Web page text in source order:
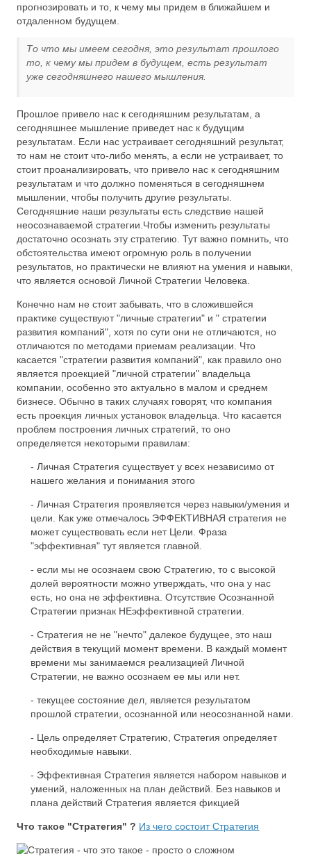
прогнозировать и то, к чему мы придем в ближайшем и
отдаленном будущем.
То что мы имеем сегодня, это результат прошлого
то, к чему мы придем в будущем, есть результат
уже сегодняшнего нашего мышления.
Прошлое привело нас к сегодняшним результатам, а
сегодняшнее мышление приведет нас к будущим
результатам. Если нас устраивает сегодняшний результат,
то нам не стоит что-либо менять, а если не устраивает, то
стоит проанализировать, что привело нас к сегодняшним
результатам и что должно поменяться в сегодняшнем
мышлении, чтобы получить другие результаты.
Сегодняшние наши результаты есть следствие нашей
неосознаваемой стратегии.Чтобы изменить результаты
достаточно осознать эту стратегию. Тут важно помнить, что
обстоятельства имеют огромную роль в получении
результатов, но практически не влияют на умения и навыки,
что является основой Личной Стратегии Человека.
Конечно нам не стоит забывать, что в сложившейся
практике существуют "личные стратегии" и " стратегии
развития компаний", хотя по сути они не отличаются, но
отличаются по методами приемам реализации. Что
касается "стратегии развития компаний", как правило оно
является проекцией "личной стратегии" владельца
компании, особенно это актуально в малом и среднем
бизнесе. Обычно в таких случаях говорят, что компания
есть проекция личных установок владельца. Что касается
проблем построения личных стратегий, то оно
определяется некоторыми правилам:
- Личная Стратегия существует у всех независимо от
нашего желания и понимания этого
- Личная Стратегия проявляется через навыки/умения и
цели. Как уже отмечалось ЭФФЕКТИВНАЯ стратегия не
может существовать если нет Цели. Фраза
"эффективная" тут является главной.
- если мы не осознаем свою Стратегию, то с высокой
долей вероятности можно утверждать, что она у нас
есть, но она не эффективна. Отсутствие Осознанной
Стратегии признак НЕэффективной стратегии.
- Стратегия не не "нечто" далекое будущее, это наш
действия в текущий момент времени. В каждый момент
времени мы занимаемся реализацией Личной
Стратегии, не важно осознаем ее мы или нет.
- текущее состояние дел, является результатом
прошлой стратегии, осознанной или неосознанной нами.
- Цель определяет Стратегию, Стратегия определяет
необходимые навыки.
- Эффективная Стратегия является набором навыков и
умений, наложенных на план действий. Без навыков и
плана действий Стратегия является фикцией
Что такое "Стратегия" ? Из чего состоит Стратегия